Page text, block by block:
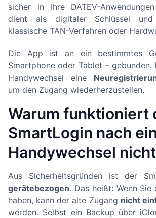
sicher in Ihre DATEV-
dient als digitaler Schlüssel
klassische TAN-Verfahren oder
Die App ist an ein bestimmtes
Smartphone oder Tablet – gebunden.
Handywechsel eine
um den Zugang wiederherzustellen.
Warum funktioniert
SmartLogin nach
Handywechsel
Aus Sicherheitsgründen ist der
gerätebezogen. Das heißt: Wenn Sie
haben, kann der alte Zugang nicht
werden. Selbst ein Backup über